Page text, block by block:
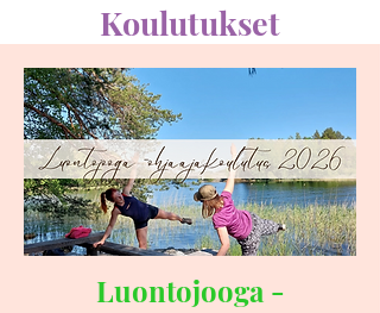
Koulutukset
Luontojooga -